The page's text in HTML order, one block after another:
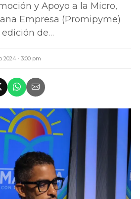
y Apoyo a la Micro,
Empresa (Promipyme)
de…
2024 · 3:00 pm